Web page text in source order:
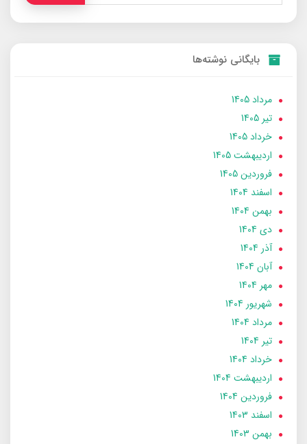
بایگانی نوشته‌ها
مرداد 1405
تير 1405
خرداد 1405
ارديبهشت 1405
فروردین 1405
اسفند 1404
بهمن 1404
دی 1404
آذر 1404
آبان 1404
مهر 1404
شهریور 1404
مرداد 1404
تير 1404
خرداد 1404
ارديبهشت 1404
فروردین 1404
اسفند 1403
بهمن 1403